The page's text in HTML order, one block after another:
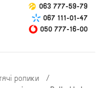
063 777-59-79
067 111-01-47
050 777-16-00
ролики /